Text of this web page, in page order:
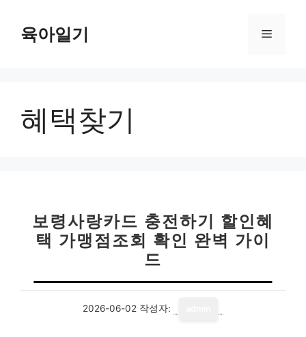
육아일기 메
혜택찾기
보령사랑카드 충전하기 할인혜
택 가맹점조회 확인 완벽 가이
드
2026-06-02 작성자: